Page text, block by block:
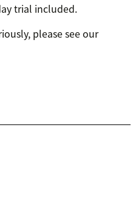
trial included.
please see our